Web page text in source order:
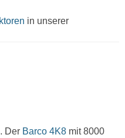
in unserer
Der Barco 4K8 mit 8000